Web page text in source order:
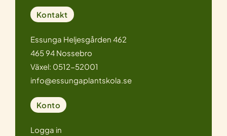
Kontakt
Essunga Heljesgården 462
465 94 Nossebro
Växel: 0512-52001
info@essungaplantskola.se
Konto
Logga in